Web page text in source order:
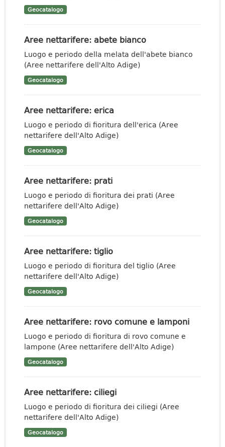
Geocatalogo
Aree nettarifere: abete bianco
Luogo e periodo della melata dell'abete bianco
(Aree nettarifere dell'Alto Adige)
Geocatalogo
Aree nettarifere: erica
Luogo e periodo di fioritura dell'erica (Aree
nettarifere dell'Alto Adige)
Geocatalogo
Aree nettarifere: prati
Luogo e periodo di fioritura dei prati (Aree
nettarifere dell'Alto Adige)
Geocatalogo
Aree nettarifere: tiglio
Luogo e periodo di fioritura del tiglio (Aree
nettarifere dell'Alto Adige)
Geocatalogo
Aree nettarifere: rovo comune e lamponi
Luogo e periodo di fioritura di rovo comune e
lampone (Aree nettarifere dell'Alto Adige)
Geocatalogo
Aree nettarifere: ciliegi
Luogo e periodo di fioritura dei ciliegi (Aree
nettarifere dell'Alto Adige)
Geocatalogo